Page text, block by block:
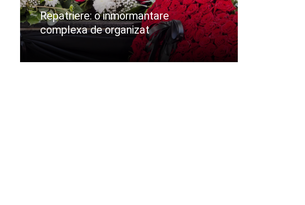
Repatriere: o inmormantare
complexa de organizat
CIteste mai departe